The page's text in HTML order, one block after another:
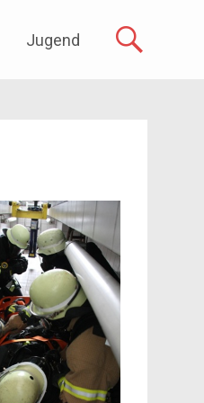
Jugend